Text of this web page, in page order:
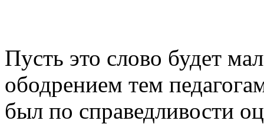
Пусть это слово будет
ободрением тем
был по справедливости